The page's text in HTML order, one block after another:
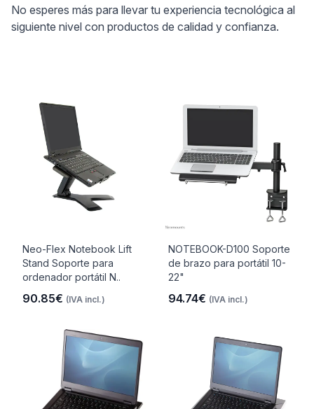
No esperes más para llevar tu experiencia tecnológica al
siguiente nivel con productos de calidad y confianza.
Neo-Flex Notebook Lift
Stand Soporte para
ordenador portátil N..
90.85€ (IVA incl.)
NOTEBOOK-D100 Soporte
de brazo para portátil 10-
22"
94.74€ (IVA incl.)